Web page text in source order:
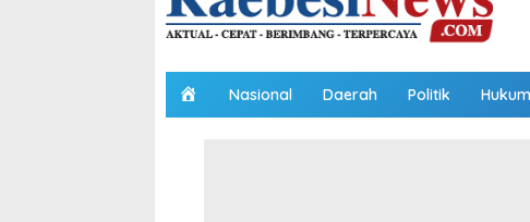
o
Nasional Daerah Politik